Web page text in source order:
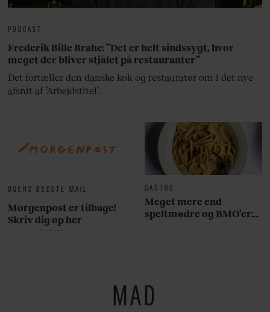
UGENS BEDSTE MAIL
Morgenpost er tilbage!
Skriv dig op her
GASTRO
Meget mere end
speltmødre og BMO’er:
PODCAST
Frederik Bille Brahe: ”Det er helt sindssygt, hvor
meget der bliver stjålet på restauranter”
Det fortæller den danske kok og restauratør om i det nye
afsnit af ’Arbejdstitel’.
MAD